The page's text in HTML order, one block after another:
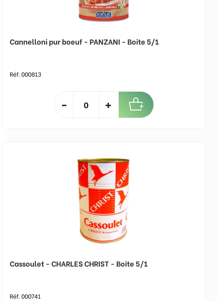
Cannelloni pur boeuf - PANZANI - Boite 5/1
Réf. 000813
Cassoulet - CHARLES CHRIST - Boite 5/1
Réf. 000741